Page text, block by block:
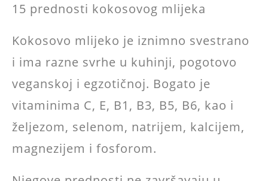
15 prednosti kokosovog mlijeka
Kokosovo mlijeko je iznimno svestrano
i ima razne svrhe u kuhinji, pogotovo
veganskoj i egzotičnoj. Bogato je
vitaminima C, E, B1, B3, B5, B6, kao i
željezom, selenom, natrijem, kalcijem,
magnezijem i fosforom.